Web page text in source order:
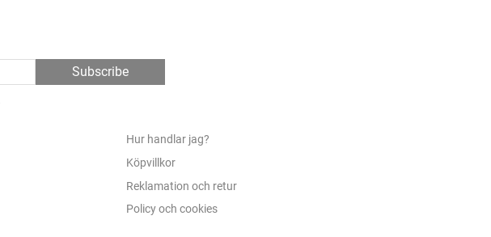
Subscribe
Hur handlar jag?
Köpvillkor
Reklamation och retur
Policy och cookies